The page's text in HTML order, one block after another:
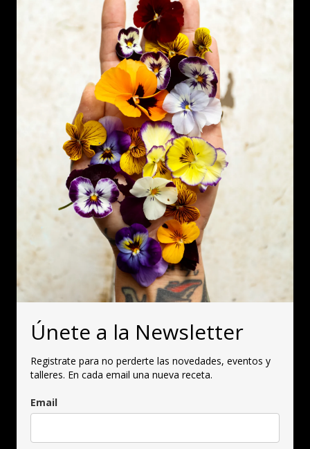
Únete a la Newsletter
Registrate para no perderte las novedades, eventos y
talleres. En cada email una nueva receta.
Email